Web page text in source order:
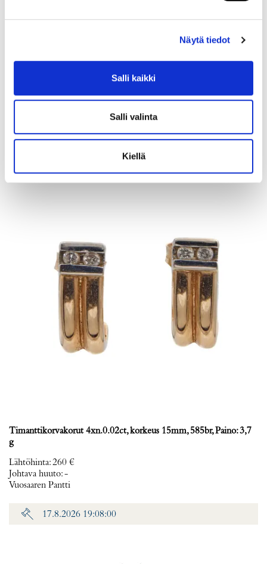
Näytä tiedot
Salli kaikki
Salli valinta
Kiellä
Kivikorvakorut, desing Zhanna Katzman, korkeus 28mm, 925br,
Vuosaaren Pantti
Timanttikorvakorut 4xn.0.02ct, korkeus 15mm, 585br, Paino: 3,7
g
Lähtöhinta:260 €
Johtava huuto:-
Vuosaaren Pantti
17.8.2026 19:08:00